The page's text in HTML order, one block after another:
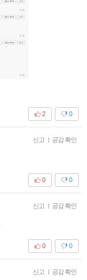
0
2
신고 | 공감 확인
0
0
신고 | 공감 확인
0
0
신고 | 공감 확인